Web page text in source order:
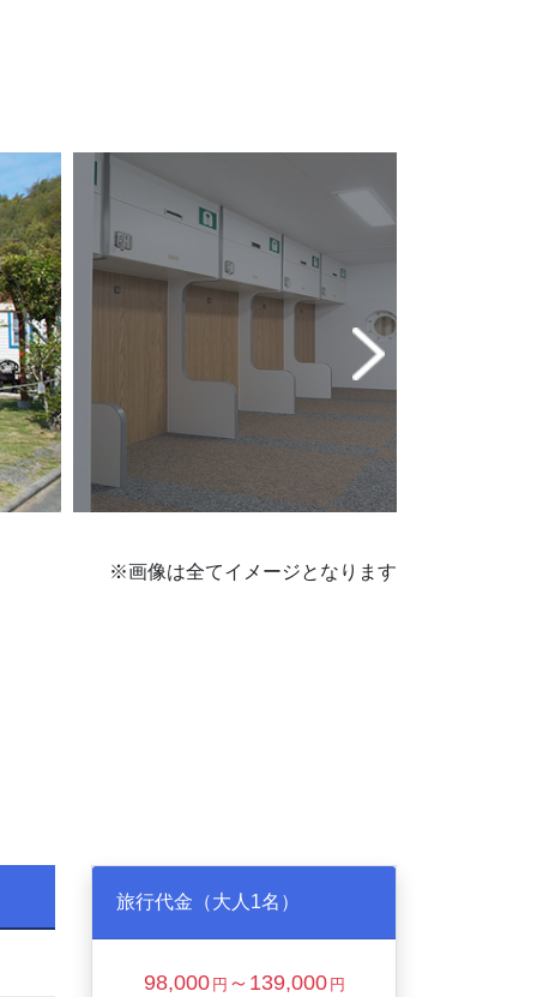
※画像は全てイメージとなります
旅行代金（大人1名）
98,000 円 ～139,000 円